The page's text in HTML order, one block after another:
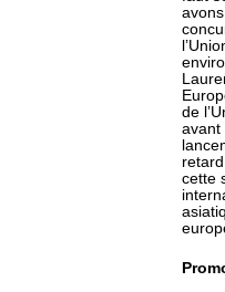
de
avant
cette